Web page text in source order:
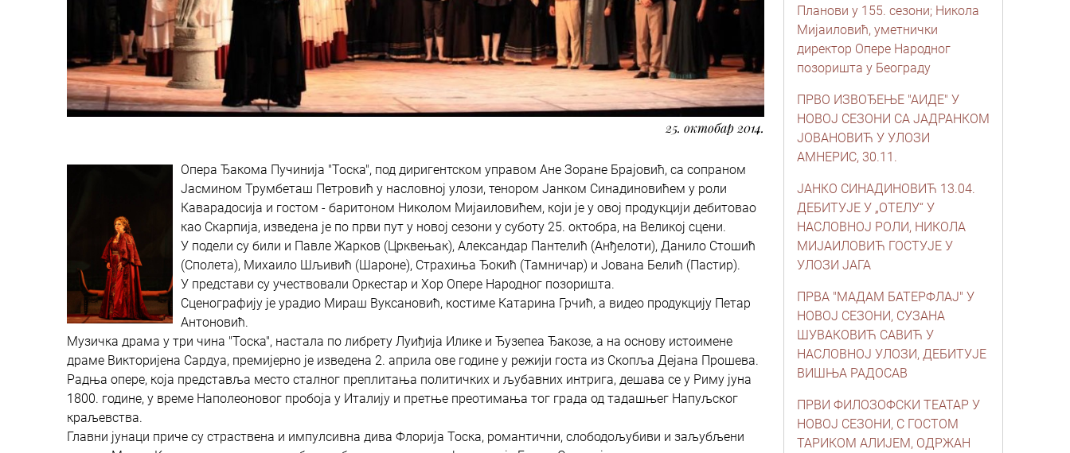
25. октобар 2014.
Опера Ђакома Пучинија "Тоска", под диригентском управом Ане Зоране Брајовић, са сопраном
Јасмином Трумбеташ Петровић у насловној улози, тенором Јанком Синадиновићем у роли
Каварадосија и гостом - баритоном Николом Мијаиловићем, који је у овој продукцији дебитовао
као Скарпија, изведена је по први пут у новој сезони у суботу 25. октобра, на Великој сцени.
У подели су били и Павле Жарков (Црквењак), Александар Пантелић (Анђелоти), Данило Стошић
(Сполета), Михаило Шљивић (Шароне), Страхиња Ђокић (Тамничар) и Јована Белић (Пастир).
У представи су учествовали Оркестар и Хор Опере Народног позоришта.
Сценографију је урадио Мираш Вуксановић, костиме Катарина Грчић, а видео продукцију Петар
Антоновић.
Музичка драма у три чина "Тоска", настала по либрету Луиђија Илике и Ђузепеа Ђакозе, а на основу истоимене
драме Викторијена Сардуа, премијерно је изведена 2. априла ове године у режији госта из Скопља Дејана Прошева.
Радња опере, која представља место сталног преплитања политичких и љубавних интрига, дешава се у Риму јуна
1800. године, у време Наполеоновог пробоја у Италију и претње преотимања тог града од тадашњег Напуљског
краљевства.
Главни јунаци приче су страствена и импулсивна дива Флорија Тоска, романтични, слободољубиви и заљубљени
Планови у 155. сезони; Никола
Мијаиловић, уметнички
директор Опере Народног
позоришта у Београду
ПРВО ИЗВОЂЕЊЕ "АИДЕ" У
НОВОЈ СЕЗОНИ СА ЈАДРАНКОМ
ЈОВАНОВИЋ У УЛОЗИ
АМНЕРИС, 30.11.
ЈАНКО СИНАДИНОВИЋ 13.04.
ДЕБИТУЈЕ У „ОТЕЛУ“ У
НАСЛОВНОЈ РОЛИ, НИКОЛА
МИЈАИЛОВИЋ ГОСТУЈЕ У
УЛОЗИ ЈАГА
ПРВА "МАДАМ БАТЕРФЛАЈ" У
НОВОЈ СЕЗОНИ, СУЗАНА
ШУВАКОВИЋ САВИЋ У
НАСЛОВНОЈ УЛОЗИ, ДЕБИТУЈЕ
ВИШЊА РАДОСАВ
ПРВИ ФИЛОЗОФСКИ ТЕАТАР У
НОВОЈ СЕЗОНИ, С ГОСТОМ
ТАРИКОМ АЛИЈЕМ, ОДРЖАН